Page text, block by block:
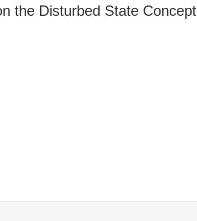
the Disturbed State Concept